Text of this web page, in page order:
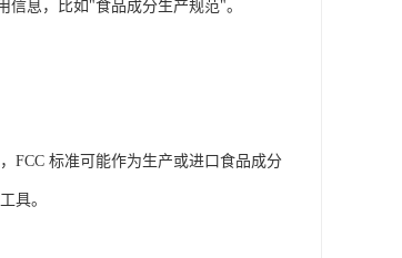
息，比如"食品成分生产规范"。
FCC 标准可能作为生产或进口食品成分
具。